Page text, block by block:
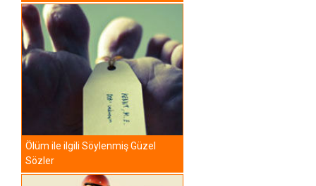
Ölüm ile ilgili Söylenmiş Güzel
Sözler